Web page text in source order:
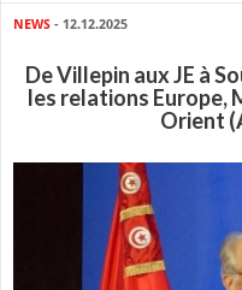
NEWS - 12.12.2025
De Villepin aux JE à
les relations Europe,
Orient